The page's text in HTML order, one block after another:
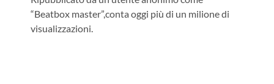
“Beatbox master”,conta oggi più di un milione di
visualizzazioni.